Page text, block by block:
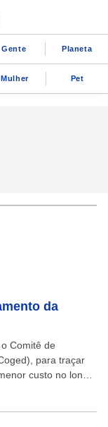
Gente Planeta
Mulher Pet
da
Comitê de
para traçar
custo no longo